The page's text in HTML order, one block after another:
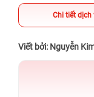
Chi tiết dịch
Viết bởi: Nguyễn